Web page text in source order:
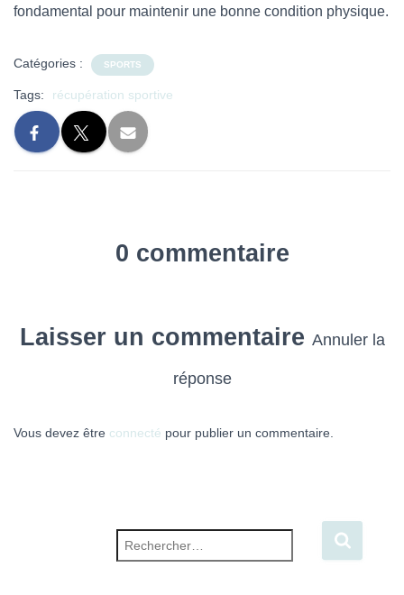
fondamental pour maintenir une bonne condition physique.
Catégories : SPORTS
Tags: récupération sportive
0 commentaire
Laisser un commentaire Annuler la
réponse
Vous devez être connecté pour publier un commentaire.